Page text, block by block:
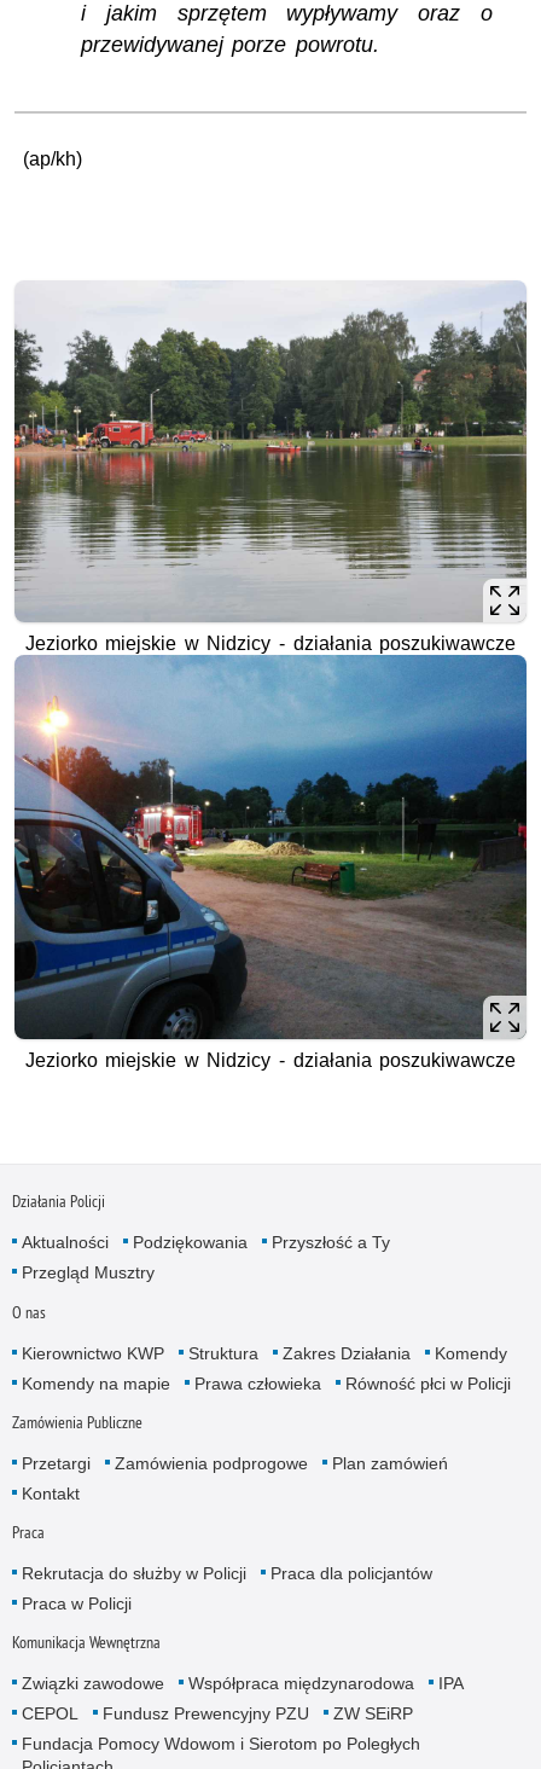
i jakim sprzętem wypływamy oraz o
przewidywanej porze powrotu.
(ap/kh)
Jeziorko miejskie w Nidzicy - działania poszukiwawcze
Jeziorko miejskie w Nidzicy - działania poszukiwawcze
Działania Policji
Aktualności Podziękowania
Przyszłość a Ty
Przegląd Musztry
O nas
Kierownictwo KWP Struktura Zakres Działania
Komendy
Komendy na mapie
Prawa człowieka Równość płci w Policji
Zamówienia Publiczne
Przetargi Zamówienia podprogowe
Plan zamówień
Kontakt
Praca
Rekrutacja do służby w Policji
Praca dla policjantów
Praca w Policji
Komunikacja Wewnętrzna
Związki zawodowe Współpraca międzynarodowa
IPA
CEPOL
Fundusz Prewencyjny PZU
ZW SEiRP
Fundacja Pomocy Wdowom i Sierotom po Poległych